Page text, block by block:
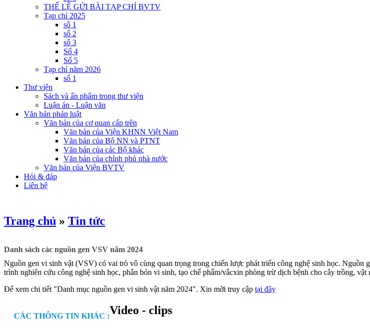
THỂ LỆ GỬI BÀI TẠP CHÍ BVTV
Tạp chí 2025
sô 1
số 2
số 3
Số 4
Số 5
Tạp chí năm 2026
số 1
Thư viện
Sách và ấn phẩm trong thư viện
Luận án - Luận văn
Văn bản pháp luật
Văn bản của cơ quan cấp trên
Văn bản của Viện KHNN Việt Nam
Văn bản của Bộ NN và PTNT
Văn bản của các Bộ khác
Văn bản của chính phủ nhà nước
Văn bản của Viện BVTV
Hỏi & đáp
Liên hệ
Trang chủ » Tin tức
Danh sách các nguồn gen VSV năm 2024
Nguồn gen vi sinh vật (VSV) có vai trò vô cùng quan trọng trong chiến lược phát triển công nghệ sinh học. Nguồn
trình nghiên cứu công nghệ sinh học, phân bón vi sinh, tạo chế phẩm/vắcxin phòng trừ dịch bệnh cho cây trồng,
Để xem chi tiết "Danh mục nguồn gen vi sinh vật năm 2024". Xin mời truy cập tại đây
CÁC THÔNG TIN KHÁC :Video - clips